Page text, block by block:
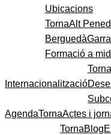
Ubicacions
TornaAlt
Berguedà
Formació a
Internacionalització
Torna
AgendaTornaActes i
TornaBlog